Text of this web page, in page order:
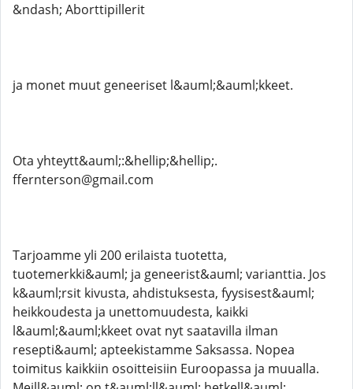
&ndash; Aborttipillerit
ja monet muut geneeriset l&auml;&auml;kkeet.
Ota yhteytt&auml;:&hellip;&hellip;.
ffernterson@gmail.com
Tarjoamme yli 200 erilaista tuotetta,
tuotemerkki&auml; ja geneerist&auml; varianttia. Jos
k&auml;rsit kivusta, ahdistuksesta, fyysisest&auml;
heikkoudesta ja unettomuudesta, kaikki
l&auml;&auml;kkeet ovat nyt saatavilla ilman
resepti&auml; apteekistamme Saksassa. Nopea
toimitus kaikkiin osoitteisiin Euroopassa ja muualla.